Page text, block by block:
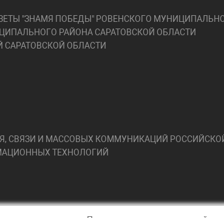
"ЗНАМЯ ПОБЕДЫ" РОВЕНСКОГО
РАЙОНА САРАТОВСКОЙ ОБЛАСТИ
ОБЛАСТИ
СВЯЗИ И МАССОВЫХ КОММУНИКАЦИЙ
ТЕХНОЛОГИЙ